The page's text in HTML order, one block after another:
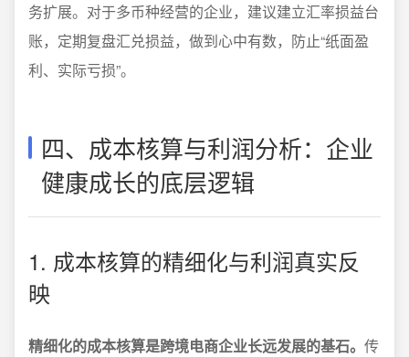
务扩展。对于多币种经营的企业，建议建立汇率损益台
账，定期复盘汇兑损益，做到心中有数，防止“纸面盈
利、实际亏损”。
四、成本核算与利润分析：企业
健康成长的底层逻辑
1. 成本核算的精细化与利润真实反
映
精细化的成本核算是跨境电商企业长远发展的基石。 传